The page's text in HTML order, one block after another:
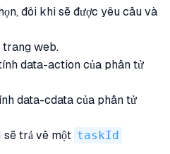
đôi khi sẽ được yêu cầu và
trang web.
data-action của phần tử
data-cdata của phần tử
sẽ trả về một taskId